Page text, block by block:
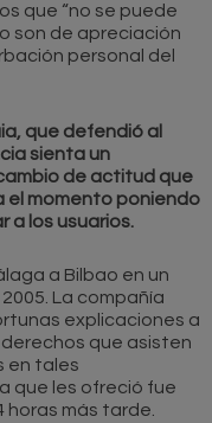
que “no se puede
son de apreciación
personal del
que defendió al
sienta un
de actitud que
el momento poniendo
a los usuarios.
a Bilbao en un
La compañía
explicaciones a
que asisten
en tales
que les ofreció fue
horas más tarde.